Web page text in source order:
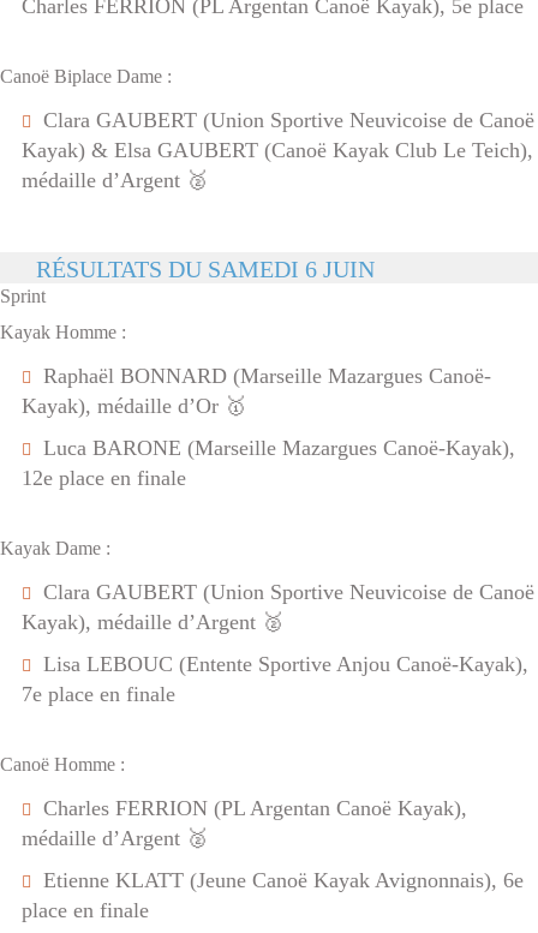
Charles FERRION (PL Argentan Canoë Kayak), 5e place
Canoë Biplace Dame :
Clara GAUBERT (Union Sportive Neuvicoise de Canoë
Kayak) & Elsa GAUBERT (Canoë Kayak Club Le Teich),
médaille d’Argent 🥈
RÉSULTATS DU SAMEDI 6 JUIN
Sprint
Kayak Homme :
Raphaël BONNARD (Marseille Mazargues Canoë-
Kayak), médaille d’Or 🥇
Luca BARONE (Marseille Mazargues Canoë-Kayak),
12e place en finale
Kayak Dame :
Clara GAUBERT (Union Sportive Neuvicoise de Canoë
Kayak), médaille d’Argent 🥈
Lisa LEBOUC (Entente Sportive Anjou Canoë-Kayak),
7e place en finale
Canoë Homme :
Charles FERRION (PL Argentan Canoë Kayak),
médaille d’Argent 🥈
Etienne KLATT (Jeune Canoë Kayak Avignonnais), 6e
place en finale